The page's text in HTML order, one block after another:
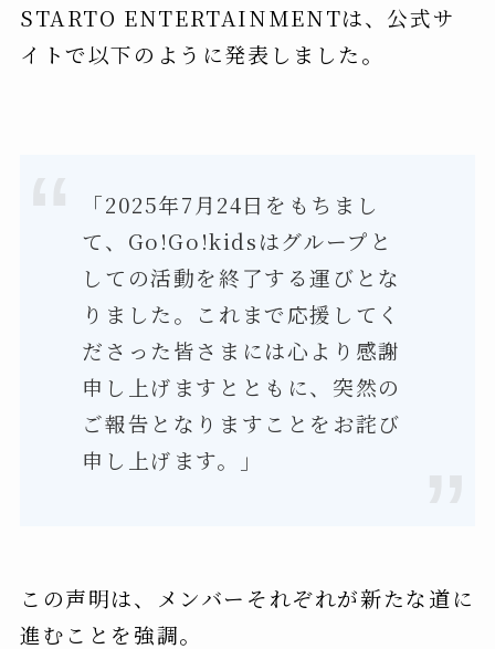
STARTO ENTERTAINMENTは、公式サ
イトで以下のように発表しました。
「2025年7月24日をもちまし
て、Go!Go!kidsはグループと
しての活動を終了する運びとな
りました。これまで応援してく
ださった皆さまには心より感謝
申し上げますとともに、突然の
ご報告となりますことをお詫び
申し上げます。」
この声明は、メンバーそれぞれが新たな道に
進むことを強調。